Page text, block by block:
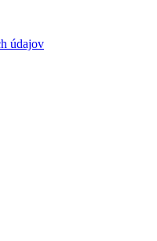
údajov